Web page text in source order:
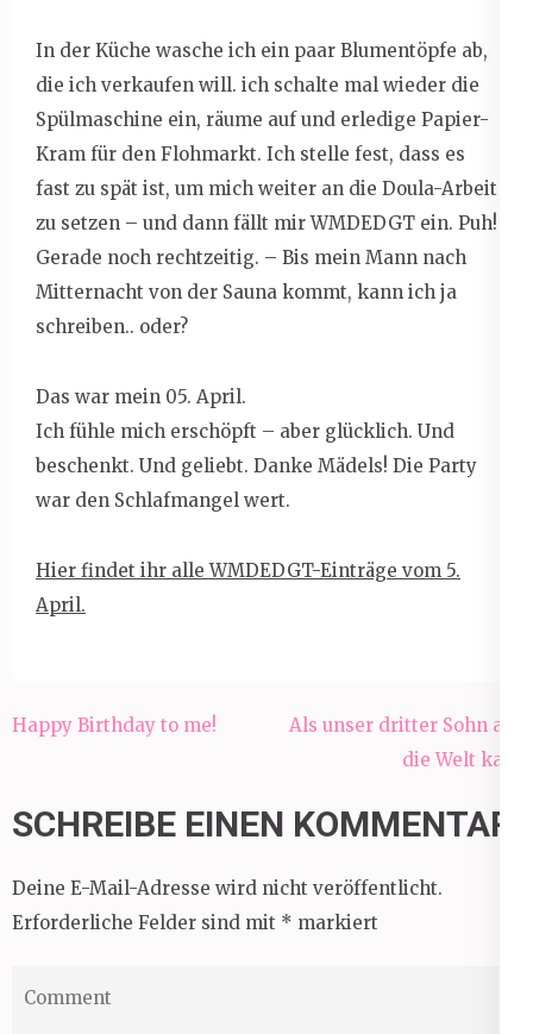
In der Küche wasche ich ein paar Blumentöpfe ab,
die ich verkaufen will. ich schalte mal wieder die
Spülmaschine ein, räume auf und erledige Papier-
Kram für den Flohmarkt. Ich stelle fest, dass es
fast zu spät ist, um mich weiter an die Doula-Arbeit
zu setzen – und dann fällt mir WMDEDGT ein. Puh!
Gerade noch rechtzeitig. – Bis mein Mann nach
Mitternacht von der Sauna kommt, kann ich ja
schreiben.. oder?
Das war mein 05. April.
Ich fühle mich erschöpft – aber glücklich. Und
beschenkt. Und geliebt. Danke Mädels! Die Party
war den Schlafmangel wert.
Hier findet ihr alle WMDEDGT-Einträge vom 5.
April.
Beitragsnavigation
Happy Birthday to me!
Als unser dritter Sohn auf
die Welt kam
SCHREIBE EINEN KOMMENTAR
Deine E-Mail-Adresse wird nicht veröffentlicht.
Erforderliche Felder sind mit * markiert